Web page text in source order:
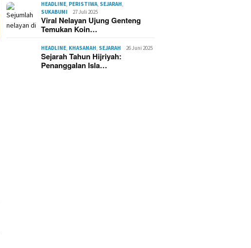
HEADLINE, PERISTIWA, SEJARAH,
SUKABUMI
27 Juli 2025
Viral Nelayan Ujung Genteng
Temukan Koin…
HEADLINE, KHASANAH, SEJARAH 26 Juni 2025
Sejarah Tahun Hijriyah:
Penanggalan Isla…